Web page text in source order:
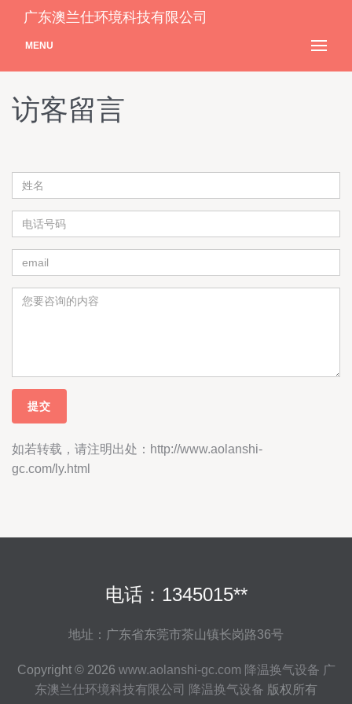
广东澳兰仕环境科技有限公司
MENU
访客留言
如若转载，请注明出处：http://www.aolanshi-
gc.com/ly.html
电话：1345015**
地址：广东省东莞市茶山镇长岗路36号
Copyright © 2026 www.aolanshi-gc.com 降温换气设备 广
东澳兰仕环境科技有限公司 降温换气设备 版权所有